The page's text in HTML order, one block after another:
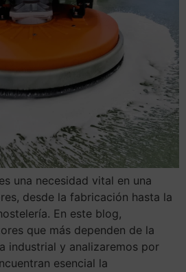
una necesidad vital en una
desde la fabricación hasta la
En este blog,
que más dependen de la
industrial y analizaremos por
esencial la